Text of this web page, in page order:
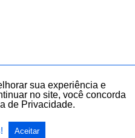
sua experiência e
no site, você concorda
de Privacidade.
Aceitar